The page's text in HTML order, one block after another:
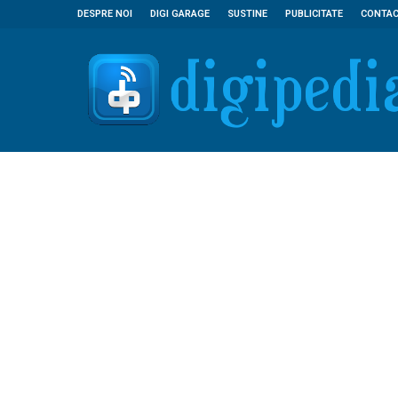
DESPRE NOI DIGI GARAGE SUSTINE PUBLICITATE